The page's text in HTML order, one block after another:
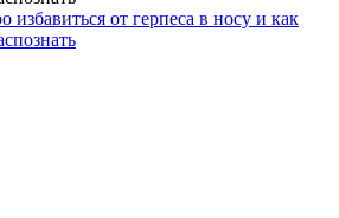
от герпеса в носу и как